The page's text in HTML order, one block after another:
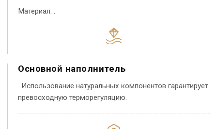
Материал: .
Основной наполнитель
. Использование натуральных компонентов гарантирует
превосходную терморегуляцию.